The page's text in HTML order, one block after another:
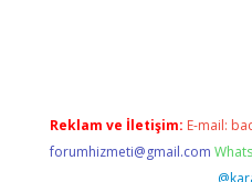
Reklam ve İletişim: E-mail:
forumhizmeti@gmail.com